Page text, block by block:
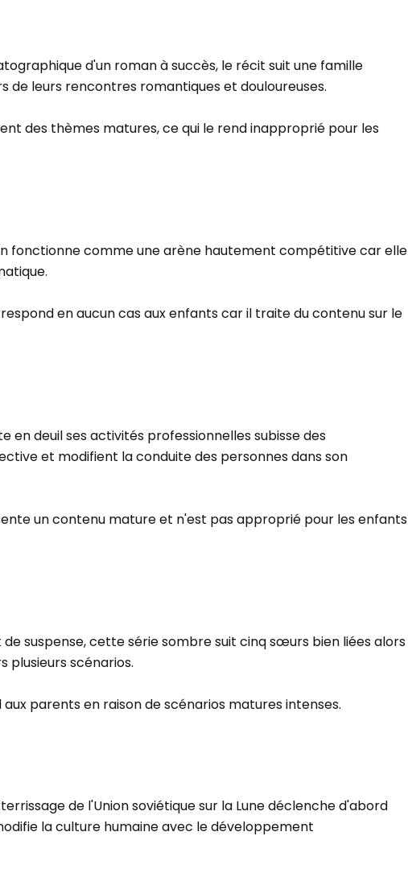
d'un roman à succès, le récit suit une famille
de leurs rencontres romantiques et douloureuses.
des thèmes matures, ce qui le rend inapproprié pour les
fonctionne comme une arène hautement compétitive car elle
en aucun cas aux enfants car il traite du contenu sur le
en deuil ses activités professionnelles subisse des
et modifient la conduite des personnes dans son
un contenu mature et n'est pas approprié pour les enfants
suspense, cette série sombre suit cinq sœurs bien liées alors
plusieurs scénarios.
parents en raison de scénarios matures intenses.
de l'Union soviétique sur la Lune déclenche d'abord
la culture humaine avec le développement